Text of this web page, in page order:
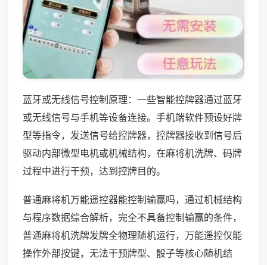
蓝牙或无线信号控制原理：一些智能控牌器通过蓝牙
或无线信号与手机等设备连接。手机端软件预设好牌
型等指令，发送信号给控牌器，控牌器接收到信号后
驱动内部微型电机或机械结构，在麻将机洗牌、码牌
过程中进行干预，达到控牌目的。
普通麻将机万能遥控器能控制输赢吗，通过机械结构
与程序数据综合解析，完全不具备控制输赢的条件，
普通麻将机洗牌发牌全物理随机运行，万能遥控仅能
操作外部按键，无法干预牌型、骰子等核心随机结